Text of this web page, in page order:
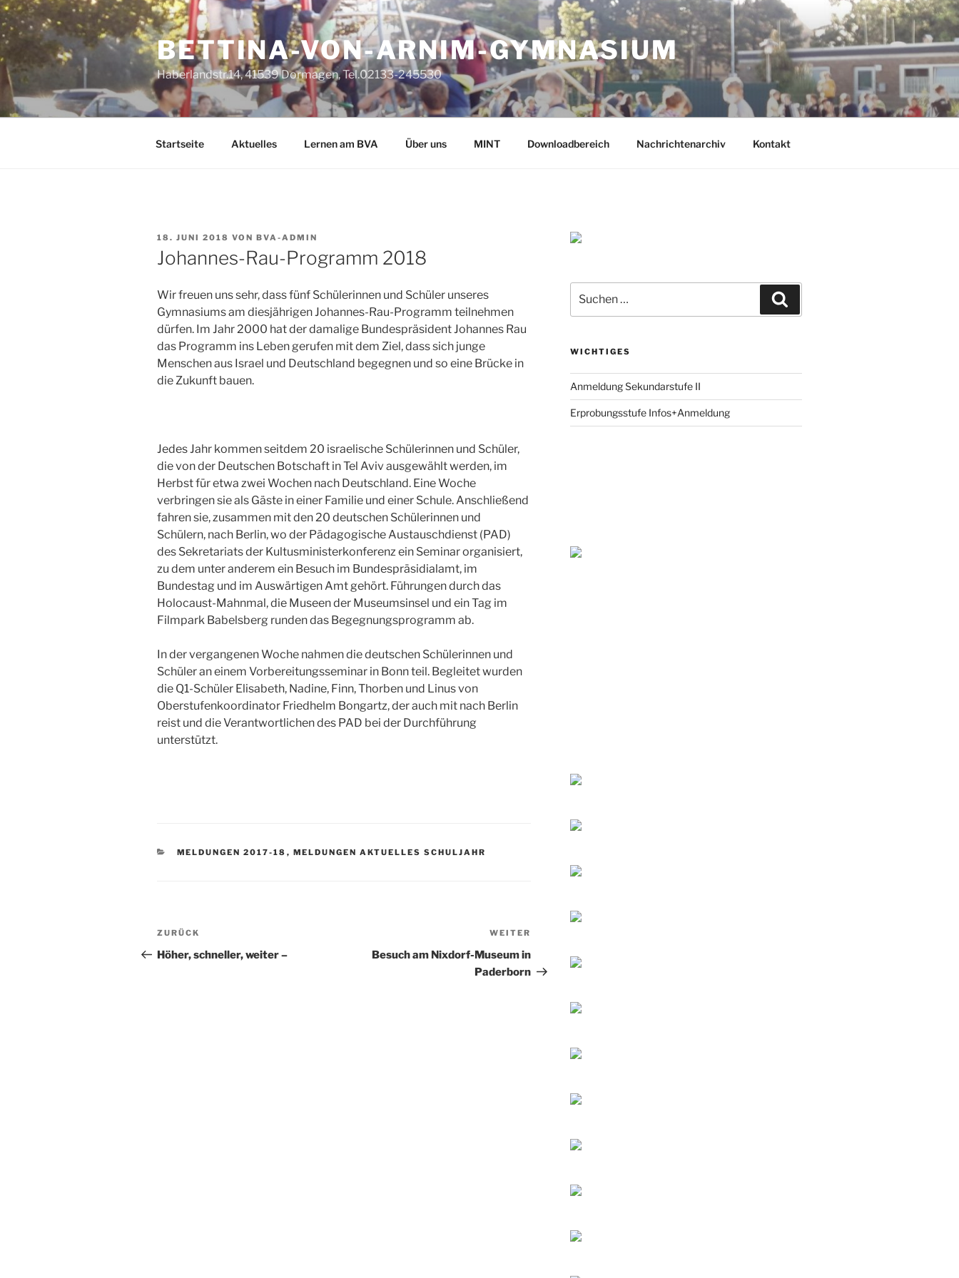
Zum
Inhalt
springen
BETTINA-VON-ARNIM-GYMNASIUM
Haberlandstr.14, 41539 Dormagen, Tel.02133-245530
Startseite Aktuelles Lernen am BVA Über uns MINT Downloadbereich Nachrichtenarchiv Kontakt
VERÖFFENTLICHT
AM
18. JUNI 2018 VON BVA-ADMIN
Johannes-Rau-Programm 2018
Wir freuen uns sehr, dass fünf Schülerinnen und Schüler unseres
Gymnasiums am diesjährigen Johannes-Rau-Programm teilnehmen
dürfen. Im Jahr 2000 hat der damalige Bundespräsident Johannes Rau
das Programm ins Leben gerufen mit dem Ziel, dass sich junge
Menschen aus Israel und Deutschland begegnen und so eine Brücke in
die Zukunft bauen.
Jedes Jahr kommen seitdem 20 israelische Schülerinnen und Schüler,
die von der Deutschen Botschaft in Tel Aviv ausgewählt werden, im
Herbst für etwa zwei Wochen nach Deutschland. Eine Woche
verbringen sie als Gäste in einer Familie und einer Schule. Anschließend
fahren sie, zusammen mit den 20 deutschen Schülerinnen und
Schülern, nach Berlin, wo der Pädagogische Austauschdienst (PAD)
des Sekretariats der Kultusministerkonferenz ein Seminar organisiert,
zu dem unter anderem ein Besuch im Bundespräsidialamt, im
Bundestag und im Auswärtigen Amt gehört. Führungen durch das
Holocaust-Mahnmal, die Museen der Museumsinsel und ein Tag im
Filmpark Babelsberg runden das Begegnungsprogramm ab.
In der vergangenen Woche nahmen die deutschen Schülerinnen und
Schüler an einem Vorbereitungsseminar in Bonn teil. Begleitet wurden
die Q1-Schüler Elisabeth, Nadine, Finn, Thorben und Linus von
Oberstufenkoordinator Friedhelm Bongartz, der auch mit nach Berlin
reist und die Verantwortlichen des PAD bei der Durchführung
unterstützt.
KATEGORIEN
MELDUNGEN 2017-18 , MELDUNGEN AKTUELLES SCHULJAHR
Beitragsnavigation
Vorheriger
Beitrag
ZURÜCK
Höher, schneller, weiter –
Beitrag
WEITER
Besuch am Nixdorf-Museum in
Paderborn
nach:
WICHTIGES
Anmeldung Sekundarstufe II
Erprobungsstufe Infos+Anmeldung